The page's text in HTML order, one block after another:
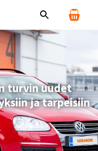
turvin uudet
ja tarpeisiin